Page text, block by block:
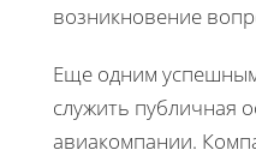
возникновение
Еще одним
служить публичная
авиакомпании.